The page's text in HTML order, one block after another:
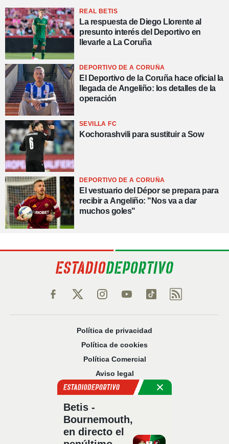
REAL BETIS
La respuesta de Diego Llorente al
presunto interés del Deportivo en
llevarle a La Coruña
DEPORTIVO DE A CORUÑA
El Deportivo de la Coruña hace oficial la
llegada de Angeliño: los detalles de la
operación
SEVILLA FC
Kochorashvili para sustituir a Sow
DEPORTIVO DE A CORUÑA
El vestuario del Dépor se prepara para
recibir a Angeliño: "Nos va a dar
muchos goles"
Política de privacidad
Política de cookies
Política Comercial
Aviso legal
Configuración de privacidad
Código Ético
Betis -
Bournemouth,
en directo el